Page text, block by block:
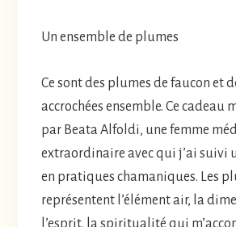
Un ensemble de plumes
Ce sont des plumes de faucon et
accrochées ensemble. Ce cadeau
par Beata Alfoldi, une femme
extraordinaire avec qui j’ai suivi
en pratiques chamaniques. Les
représentent l’élément air, la
l’esprit, la spiritualité qui